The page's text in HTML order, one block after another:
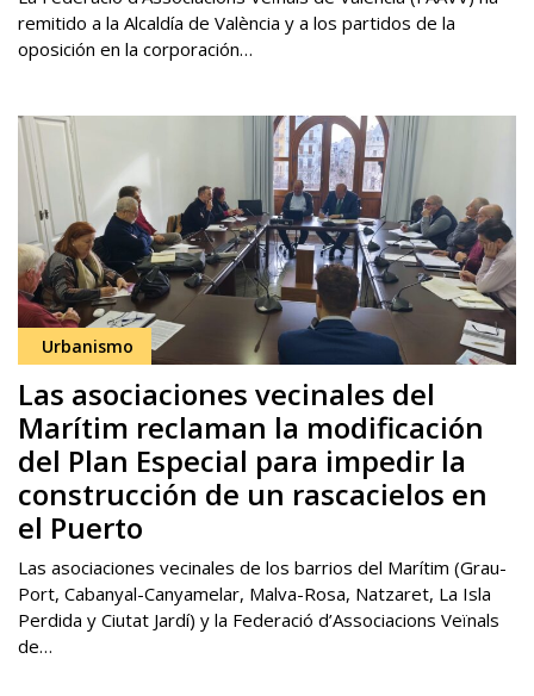
remitido a la Alcaldía de València y a los partidos de la
oposición en la corporación…
Urbanismo
Las asociaciones vecinales del
Marítim reclaman la modificación
del Plan Especial para impedir la
construcción de un rascacielos en
el Puerto
Las asociaciones vecinales de los barrios del Marítim (Grau-
Port, Cabanyal-Canyamelar, Malva-Rosa, Natzaret, La Isla
Perdida y Ciutat Jardí) y la Federació d’Associacions Veïnals
de…